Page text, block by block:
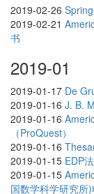
2019-02-26
2019-02-21
书
2019-01
2019-01-17 De
2019-01-16 J. B.
2019-01-16
（ProQuest）
2019-01-16
2019-01-15 EDP
2019-01-15
国数学科学研究所